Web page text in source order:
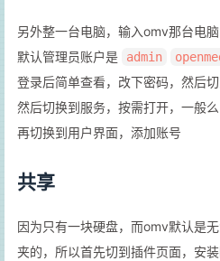
另外整一台电脑，输入omv那台电
默认管理员账户是
admin
登录后简单查看，改下密码，然后
然后切换到服务，按需打开，一般
再切换到用户界面，添加账号
共享
因为只有一块硬盘，而omv默认是
夹的，所以首先切到插件页面，安装